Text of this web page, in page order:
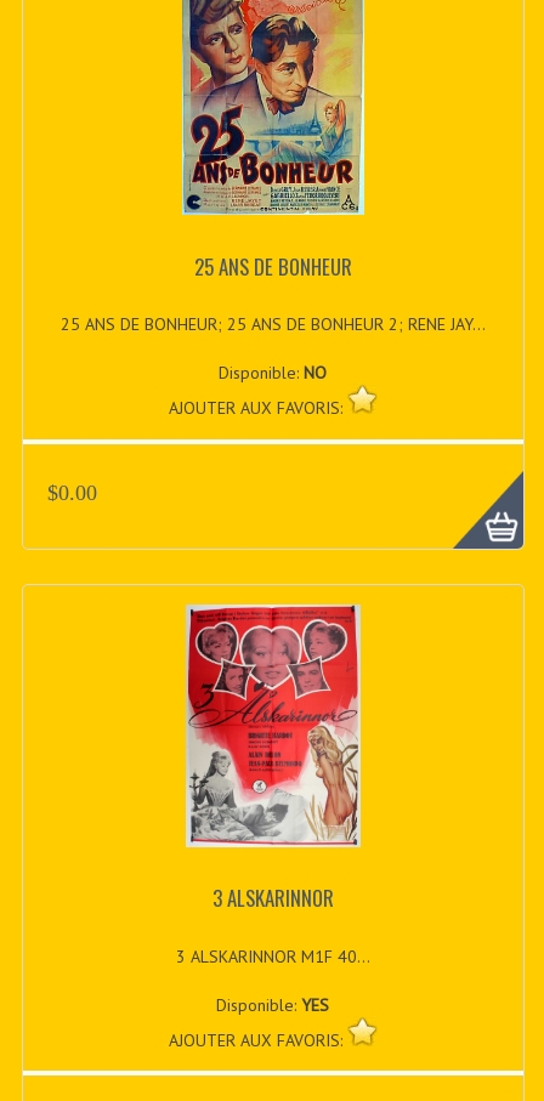
25 ANS DE BONHEUR
25 ANS DE BONHEUR; 25 ANS DE BONHEUR 2; RENE JAY...
Disponible:NO
AJOUTER AUX FAVORIS:
$0.00
3 ALSKARINNOR
3 ALSKARINNOR M1F 40...
Disponible:YES
AJOUTER AUX FAVORIS: